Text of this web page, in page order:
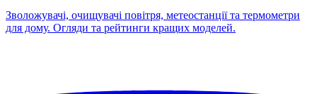
Зволожувачі, очищувачі повітря, метеостанції та термометри
для дому. Огляди та рейтинги кращих моделей.